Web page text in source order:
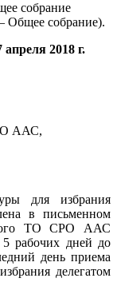
собрание
Общее собрание).
апреля 2018 г.
ААС,
для избрания
в письменном
ТО СРО ААС
рабочих дней до
день приема
делегатом